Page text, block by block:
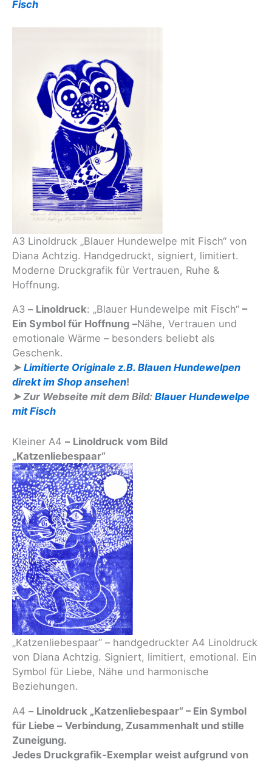
Fisch
A3 Linoldruck „Blauer Hundewelpe mit Fisch“ von
Diana Achtzig. Handgedruckt, signiert, limitiert.
Moderne Druckgrafik für Vertrauen, Ruhe &
Hoffnung.
A3 – Linoldruck: „Blauer Hundewelpe mit Fisch“ –
Ein Symbol für Hoffnung –Nähe, Vertrauen und
emotionale Wärme – besonders beliebt als
Geschenk.
➤ Limitierte Originale z.B. Blauen Hundewelpen
direkt im Shop ansehen!
➤ Zur Webseite mit dem Bild: Blauer Hundewelpe
mit Fisch
Kleiner A4 – Linoldruck vom Bild
„Katzenliebespaar“
„Katzenliebespaar“ – handgedruckter A4 Linoldruck
von Diana Achtzig. Signiert, limitiert, emotional. Ein
Symbol für Liebe, Nähe und harmonische
Beziehungen.
A4 – Linoldruck „Katzenliebespaar“ – Ein Symbol
für Liebe – Verbindung, Zusammenhalt und stille
Zuneigung.
Jedes Druckgrafik-Exemplar weist aufgrund von